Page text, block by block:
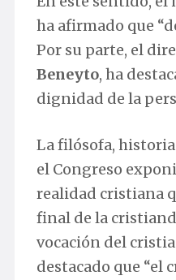
ha afirmado que
Por su parte, el
Beneyto, ha
dignidad de la
La filósofa,
el Congreso
realidad cristiana
final de la
vocación del
destacado que “el